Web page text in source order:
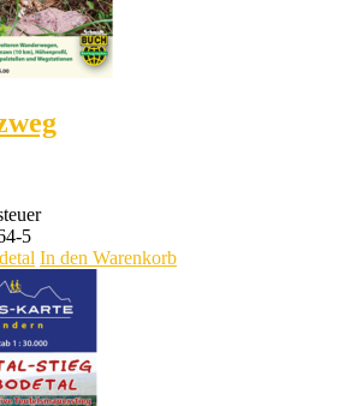
5
In den Warenkorb